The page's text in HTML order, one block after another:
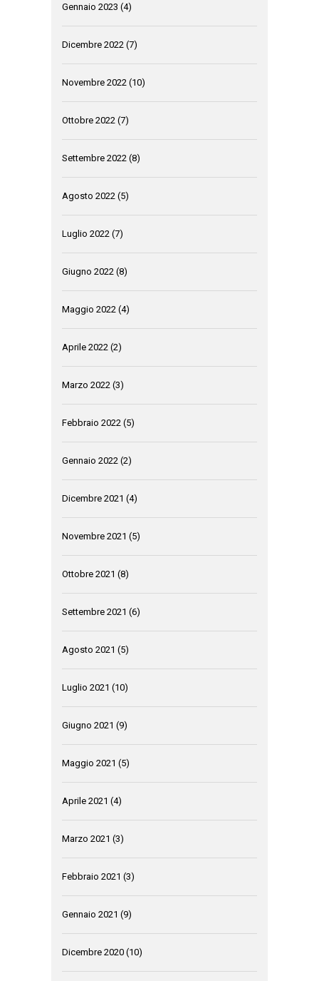
Gennaio 2023 (4)
Dicembre 2022 (7)
Novembre 2022 (10)
Ottobre 2022 (7)
Settembre 2022 (8)
Agosto 2022 (5)
Luglio 2022 (7)
Giugno 2022 (8)
Maggio 2022 (4)
Aprile 2022 (2)
Marzo 2022 (3)
Febbraio 2022 (5)
Gennaio 2022 (2)
Dicembre 2021 (4)
Novembre 2021 (5)
Ottobre 2021 (8)
Settembre 2021 (6)
Agosto 2021 (5)
Luglio 2021 (10)
Giugno 2021 (9)
Maggio 2021 (5)
Aprile 2021 (4)
Marzo 2021 (3)
Febbraio 2021 (3)
Gennaio 2021 (9)
Dicembre 2020 (10)